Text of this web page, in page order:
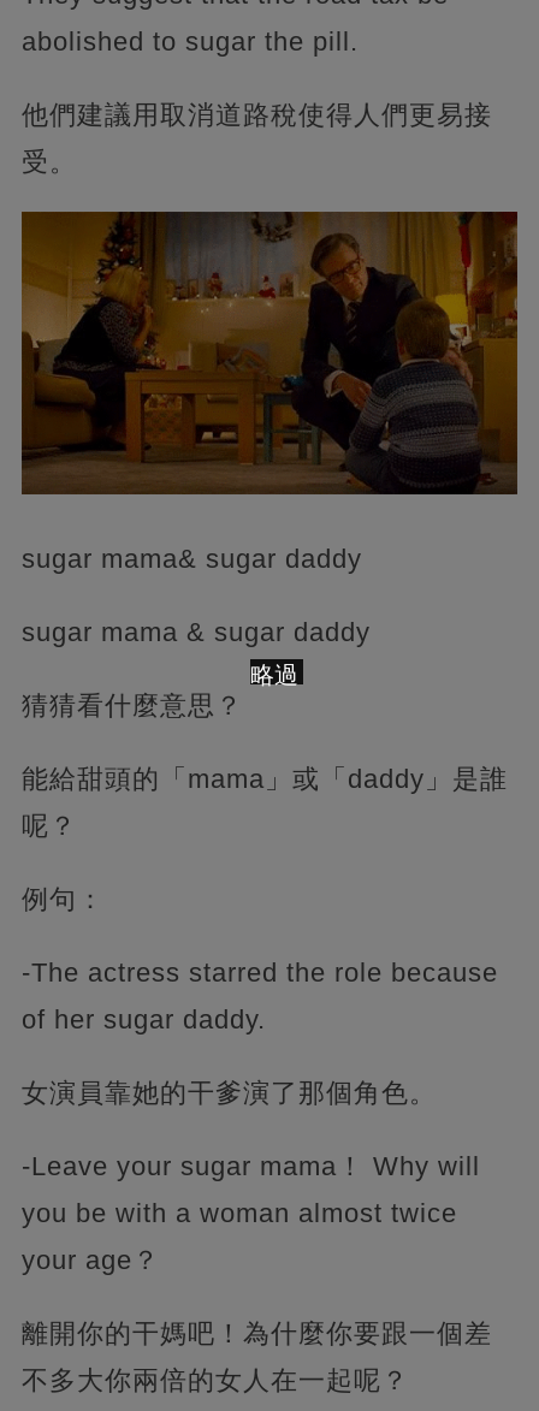
abolished to sugar the pill.
他們建議用取消道路稅使得人們更易接
受。
sugar mama& sugar daddy
sugar mama & sugar daddy
猜猜看什麼意思？
能給甜頭的「mama」或「daddy」是誰
呢？
例句：
-The actress starred the role because
of her sugar daddy.
女演員靠她的干爹演了那個角色。
-Leave your sugar mama！ Why will
you be with a woman almost twice
your age？
離開你的干媽吧！為什麼你要跟一個差
不多大你兩倍的女人在一起呢？
略過